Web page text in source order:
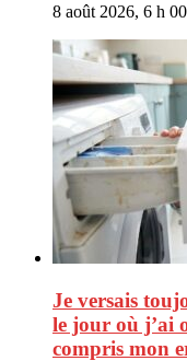
8 août 2026, 6 h
Je versais
le jour où j’ai
compris mon